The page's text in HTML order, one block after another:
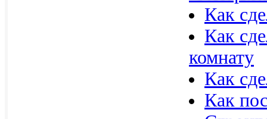
Как
Как
комнату
Как
Как